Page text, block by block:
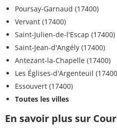
Poursay-Garnaud (17400)
Vervant (17400)
Saint-Julien-de-l'Escap (17400)
Saint-Jean-d'Angély (17400)
Antezant-la-Chapelle (17400)
Les Églises-d'Argenteuil
Essouvert (17400)
Toutes les villes
En savoir plus sur